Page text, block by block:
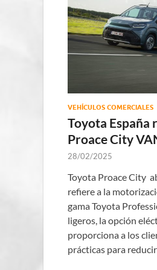
VEHÍCULOS COMERCIALES
Toyota España
Proace City
28/02/2025
Toyota Proace City
refiere a la
gama Toyota
ligeros, la opción
proporciona a los
prácticas para